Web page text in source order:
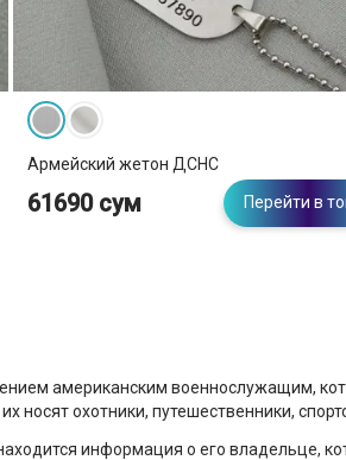
Армейский жетон ДСНС
61690 сум Перейти в
американским военнослужащим,
носят охотники, путешественники,
информация о его владельце,